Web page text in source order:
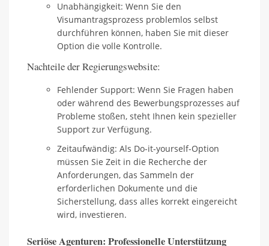
Unabhängigkeit: Wenn Sie den
Visumantragsprozess problemlos selbst
durchführen können, haben Sie mit dieser
Option die volle Kontrolle.
Nachteile der Regierungswebsite:
Fehlender Support: Wenn Sie Fragen haben
oder während des Bewerbungsprozesses auf
Probleme stoßen, steht Ihnen kein spezieller
Support zur Verfügung.
Zeitaufwändig: Als Do-it-yourself-Option
müssen Sie Zeit in die Recherche der
Anforderungen, das Sammeln der
erforderlichen Dokumente und die
Sicherstellung, dass alles korrekt eingereicht
wird, investieren.
Seriöse Agenturen: Professionelle Unterstützung